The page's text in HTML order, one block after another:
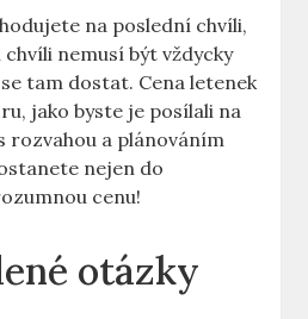
na poslední chvíli,
nemusí být vždycky
tam dostat. Cena letenek
jako byste je posílali na
rozvahou a plánováním
nejen do
cenu!
otázky